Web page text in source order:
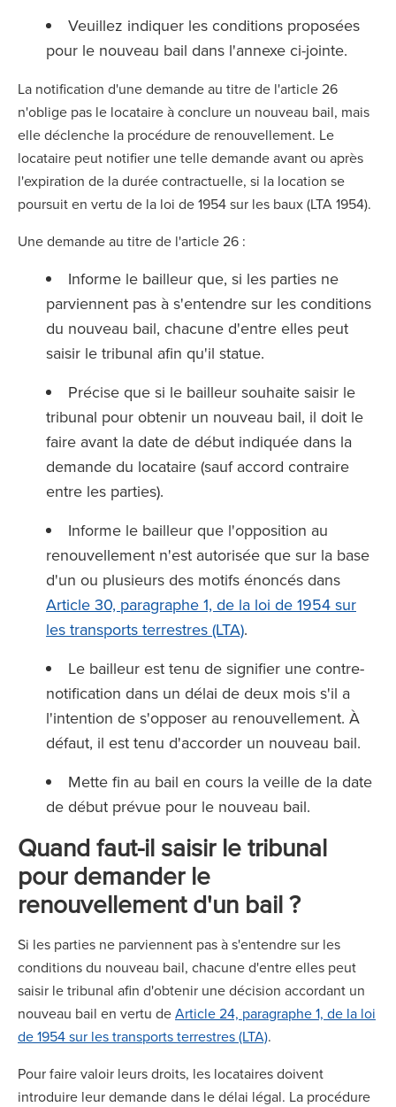
Veuillez indiquer les conditions proposées
pour le nouveau bail dans l'annexe ci-jointe.
La notification d'une demande au titre de l'article 26
n'oblige pas le locataire à conclure un nouveau bail, mais
elle déclenche la procédure de renouvellement. Le
locataire peut notifier une telle demande avant ou après
l'expiration de la durée contractuelle, si la location se
poursuit en vertu de la loi de 1954 sur les baux (LTA 1954).
Une demande au titre de l'article 26 :
Informe le bailleur que, si les parties ne
parviennent pas à s'entendre sur les conditions
du nouveau bail, chacune d'entre elles peut
saisir le tribunal afin qu'il statue.
Précise que si le bailleur souhaite saisir le
tribunal pour obtenir un nouveau bail, il doit le
faire avant la date de début indiquée dans la
demande du locataire (sauf accord contraire
entre les parties).
Informe le bailleur que l'opposition au
renouvellement n'est autorisée que sur la base
d'un ou plusieurs des motifs énoncés dans
Article 30, paragraphe 1, de la loi de 1954 sur
les transports terrestres (LTA).
Le bailleur est tenu de signifier une contre-
notification dans un délai de deux mois s'il a
l'intention de s'opposer au renouvellement. À
défaut, il est tenu d'accorder un nouveau bail.
Mette fin au bail en cours la veille de la date
de début prévue pour le nouveau bail.
Quand faut-il saisir le tribunal
pour demander le
renouvellement d'un bail ?
Si les parties ne parviennent pas à s'entendre sur les
conditions du nouveau bail, chacune d'entre elles peut
saisir le tribunal afin d'obtenir une décision accordant un
nouveau bail en vertu deArticle 24, paragraphe 1, de la loi
de 1954 sur les transports terrestres (LTA).
Pour faire valoir leurs droits, les locataires doivent
introduire leur demande dans le délai légal. La procédure